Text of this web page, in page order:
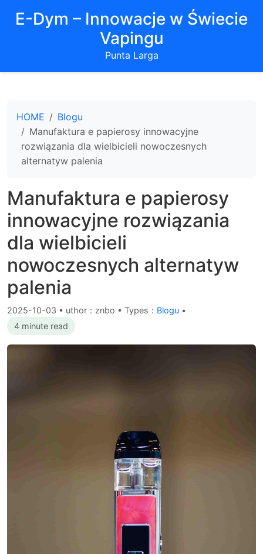
E-Dym – Innowacje w Świecie
Vapingu
Punta Larga
HOME
Blogu
Manufaktura e papierosy innowacyjne
rozwiązania dla wielbicieli nowoczesnych
alternatyw palenia
Manufaktura e papierosy
innowacyjne rozwiązania
dla wielbicieli
nowoczesnych alternatyw
palenia
2025-10-03 • uthor：znbo • Types： Blogu •
4 minute read